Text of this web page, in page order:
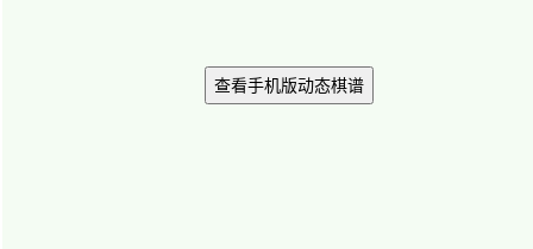
查看手机版动态棋谱